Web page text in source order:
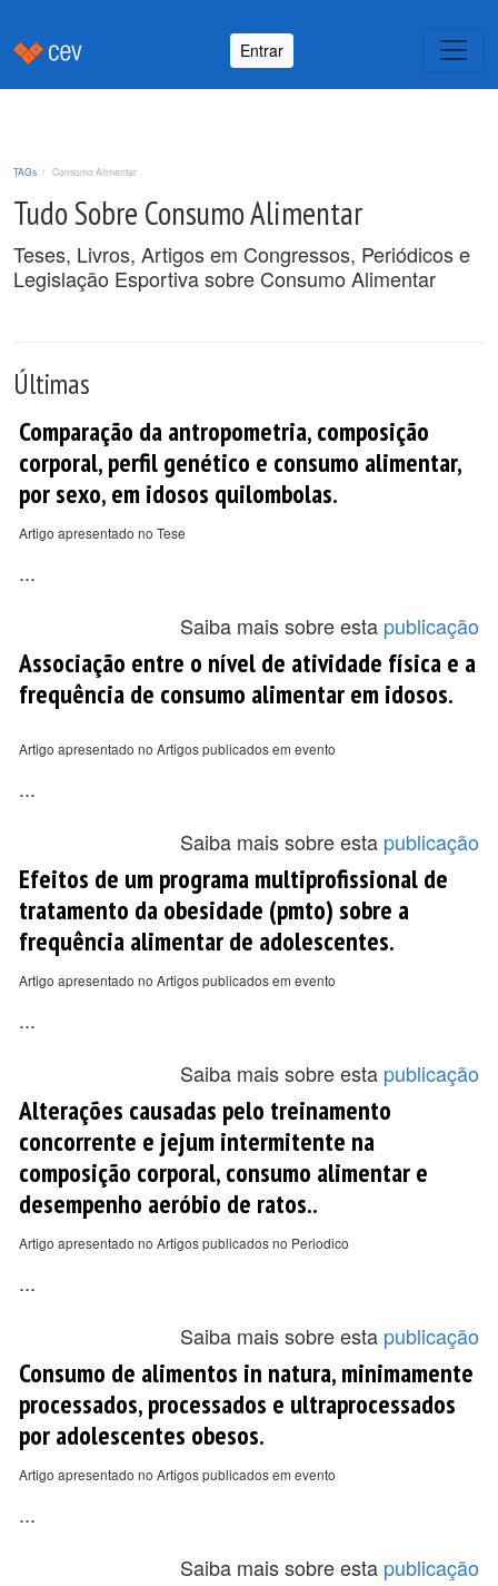
Entrar
TAGs Consumo Alimentar
Tudo Sobre Consumo Alimentar
Teses, Livros, Artigos em Congressos, Periódicos e
Legislação Esportiva sobre Consumo Alimentar
Últimas
Comparação da antropometria, composição
corporal, perfil genético e consumo alimentar,
por sexo, em idosos quilombolas.
Artigo apresentado no Tese
...
Saiba mais sobre esta publicação
Associação entre o nível de atividade física e a
frequência de consumo alimentar em idosos.
Artigo apresentado no Artigos publicados em evento
...
Saiba mais sobre esta publicação
Efeitos de um programa multiprofissional de
tratamento da obesidade (pmto) sobre a
frequência alimentar de adolescentes.
Artigo apresentado no Artigos publicados em evento
...
Saiba mais sobre esta publicação
Alterações causadas pelo treinamento
concorrente e jejum intermitente na
composição corporal, consumo alimentar e
desempenho aeróbio de ratos..
Artigo apresentado no Artigos publicados no Periodico
...
Saiba mais sobre esta publicação
Consumo de alimentos in natura, minimamente
processados, processados e ultraprocessados
por adolescentes obesos.
Artigo apresentado no Artigos publicados em evento
...
Saiba mais sobre esta publicação